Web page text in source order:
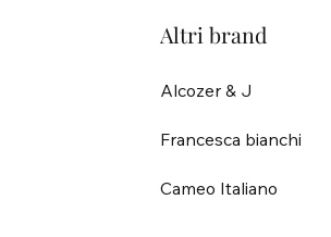
Altri brand
Alcozer & J
Francesca bianchi
Cameo Italiano